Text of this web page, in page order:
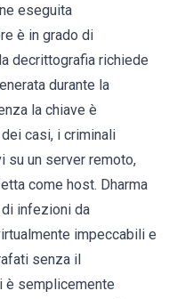
eseguita
è in grado di
decrittografia richiede
durante la
la chiave è
casi, i criminali
su un server remoto,
come host. Dharma
infezioni da
impeccabili e
senza il
è semplicemente